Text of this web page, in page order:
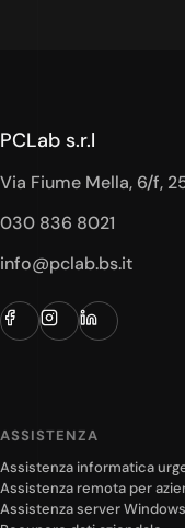
PCLab s.r.l
Via Fiume Mella, 6/f,
030 836 8021
info@pclab.bs.it
ASSISTENZA
Assistenza informatica
Assistenza remota per
Assistenza server Windows